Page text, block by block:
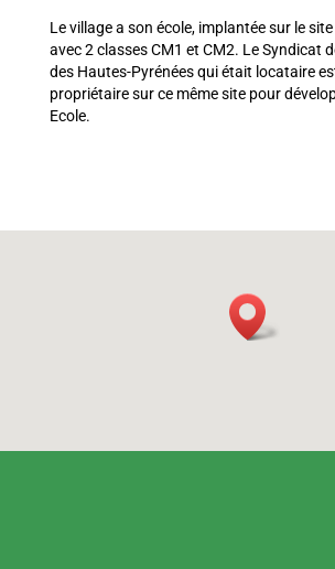
Le village a son école, implantée sur le
avec 2 classes CM1 et CM2. Le Syndicat
des Hautes-Pyrénées qui était locataire
propriétaire sur ce même site pour
Ecole.